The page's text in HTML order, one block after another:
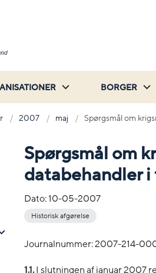
BORGER
2007 maj Spørgsmål om
Spørgsmål om
databehandler
Dato:10-05-2007
Historisk afgørelse
Journalnummer: 2007-214-
1.1.I slutningen af januar 2007